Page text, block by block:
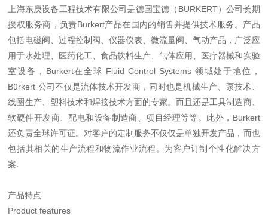
上海东庚设备工程技术有限公司是德国宝德（BURKERT）公司长期
授权服务商，负责Burkert产品在国内的销售并提供技术服务。产品
包括电磁阀、过程控制阀、仪器仪表、微流量阀、气动产品，广泛应
用于水处理、医药化工、食品饮料生产、气体应用、医疗器械和实验
室设备，Burkert在全球 Fluid Control Systems 领域处于地位，
Bürkert 公司不仅是流体技术开发商，同时也是机械生产、泵技术、
线圈生产、塑料技术和焊接技术方面的专家。而且还是工具制造商、
软硬件开发商、配电和设备制造商、项目经理等等。此外，Burkert
还负责全球许可证。对客户的定制服务不仅仅是单独开发产品，而也
包括其相关的生产流程和物流作业流程。为客户订制个性化解决方
案.
产品特点
Product features